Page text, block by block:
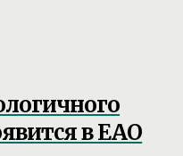
в ЕАО